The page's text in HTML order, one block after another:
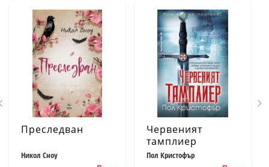
Преследван
Никол Сноу
Червеният
тамплиер
Пол Кристофър